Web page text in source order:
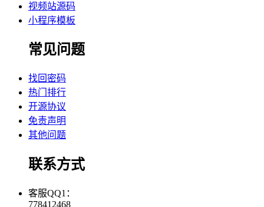
视频站源码
小程序模板
常见问题
找回密码
热门排行
开源协议
免责声明
其他问题
联系方式
客服QQ1：
778412468